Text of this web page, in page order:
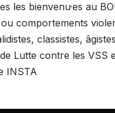
les bienvenu·es au
comportements
classistes,
Lutte contre les VSS
INSTA